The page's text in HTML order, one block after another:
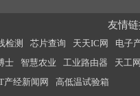
友情
检测 芯片查询 天天IC网
电子
士 智慧农业 工业路由器
天工
产经新闻网 高低温试验箱